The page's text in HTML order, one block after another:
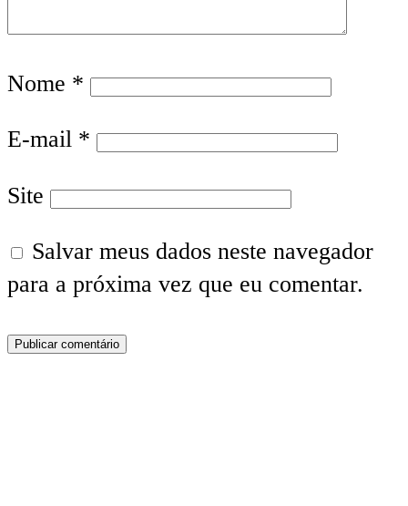
Nome *
E-mail *
Site
Salvar meus dados neste navegador
para a próxima vez que eu comentar.